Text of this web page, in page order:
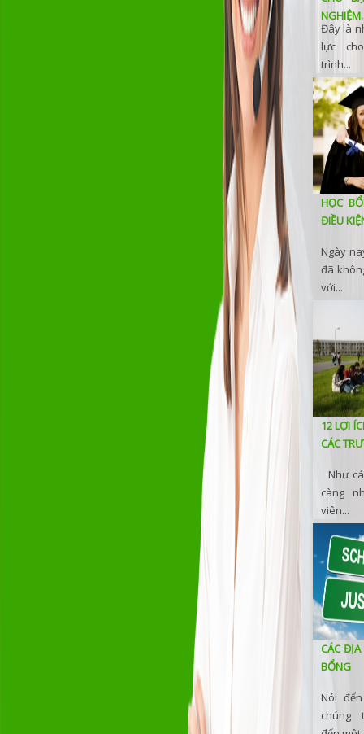
Đây là
lực
trình...
HỌC
ĐIỀU
Ngày
đã
với...
12 LỢI
CÁC
Như
càng
viên...
CÁC ĐỊA
BỔNG
Nói
chúng